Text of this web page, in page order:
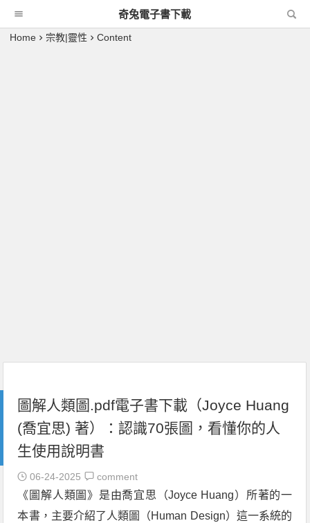
奇兔電子書下載
Home 宗教|靈性 Content
圖解人類圖.pdf電子書下載（Joyce Huang
(喬宜思) 著）：認識70張圖，看懂你的人
生使用說明書
06-24-2025 comment
《圖解人類圖》是由喬宜思（Joyce Huang）所著的一
本書，主要介紹了人類圖（Human Design）這一系統的